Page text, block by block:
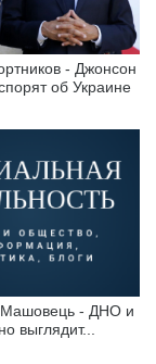
- Джонсон
об Украине
Машовець - ДНО и
выглядит...